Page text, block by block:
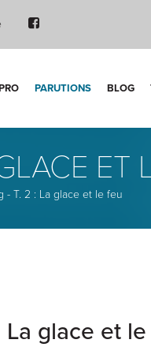
PARUTIONS BLOG
ET
- T. 2 : La glace et le feu
La glace et